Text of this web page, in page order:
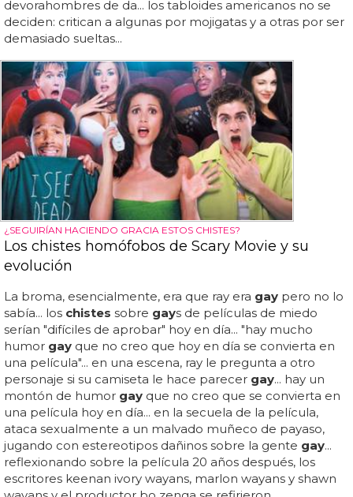
devorahombres de da... los tabloides americanos no se
deciden: critican a algunas por mojigatas y a otras por ser
demasiado sueltas...
¿SEGUIRÍAN HACIENDO GRACIA ESTOS CHISTES?
Los chistes homófobos de Scary Movie y su
evolución
La broma, esencialmente, era que ray era gay pero no lo
sabía... los chistes sobre gays de películas de miedo
serían "difíciles de aprobar" hoy en día... "hay mucho
humor gay que no creo que hoy en día se convierta en
una película"... en una escena, ray le pregunta a otro
personaje si su camiseta le hace parecer gay... hay un
montón de humor gay que no creo que se convierta en
una película hoy en día... en la secuela de la película,
ataca sexualmente a un malvado muñeco de payaso,
jugando con estereotipos dañinos sobre la gente gay...
reflexionando sobre la película 20 años después, los
escritores keenan ivory wayans, marlon wayans y shawn